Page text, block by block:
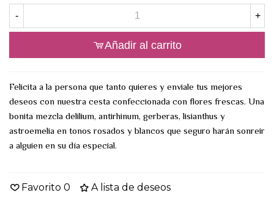
- +
Añadir al carrito
Felicita a la persona que tanto quieres y enviale tus mejores
deseos con nuestra cesta confeccionada con flores frescas. Una
bonita mezcla delilium, antirhinum, gerberas, lisianthus y
astroemelia en tonos rosados y blancos que seguro harán sonreir
a alguien en su día especial.
Favorito 0 A lista de deseos